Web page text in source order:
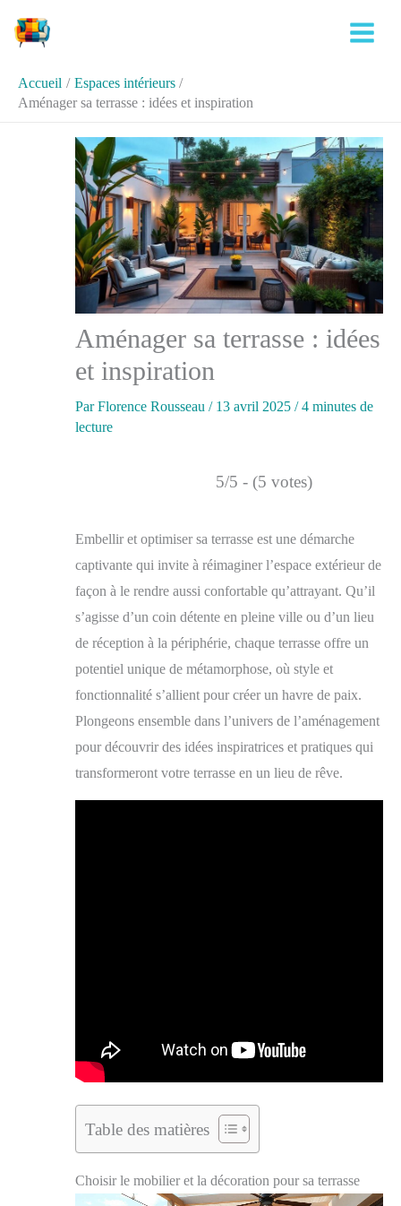
Accueil
Espaces intérieurs
Aménager sa terrasse : idées et inspiration
Aménager sa terrasse : idées
et inspiration
ParFlorence Rousseau / 13 avril 2025 /4 minutes de
lecture
5/5 - (5 votes)
Embellir et optimiser sa terrasse est une démarche
captivante qui invite à réimaginer l’espace extérieur de
façon à le rendre aussi confortable qu’attrayant. Qu’il
s’agisse d’un coin détente en pleine ville ou d’un lieu
de réception à la périphérie, chaque terrasse offre un
potentiel unique de métamorphose, où style et
fonctionnalité s’allient pour créer un havre de paix.
Plongeons ensemble dans l’univers de l’aménagement
pour découvrir des idées inspiratrices et pratiques qui
transformeront votre terrasse en un lieu de rêve.
Table des matières
Choisir le mobilier et la décoration pour sa terrasse